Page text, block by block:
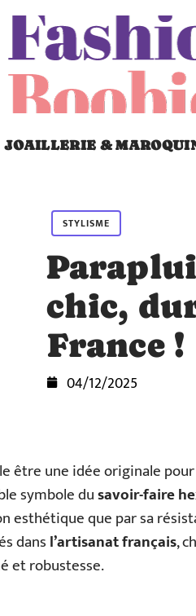
JOAILLERIE &
STYLISME
chic,
France !
04/12/2025
être une idée originale
symbole dusavoir-faire
esthétique que par sa
dansl’artisanat français,
et robustesse.